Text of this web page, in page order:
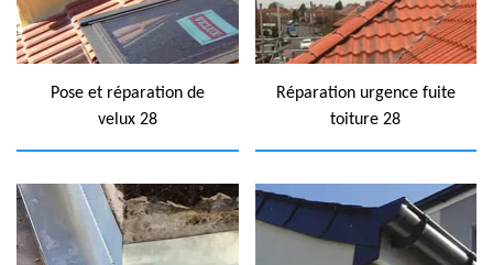
Pose et réparation de
velux 28
Réparation urgence fuite
toiture 28